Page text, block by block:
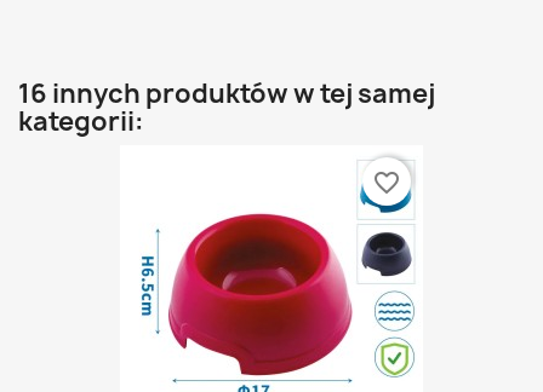
16 innych produktów w tej samej
kategorii:
favorite_border